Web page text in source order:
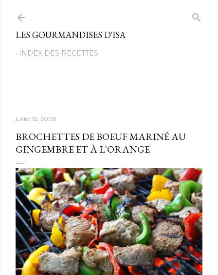
LES GOURMANDISES D'ISA
INDEX DES RECETTES
juillet 12, 2008
BROCHETTES DE BOEUF MARINÉ AU
GINGEMBRE ET À L'ORANGE